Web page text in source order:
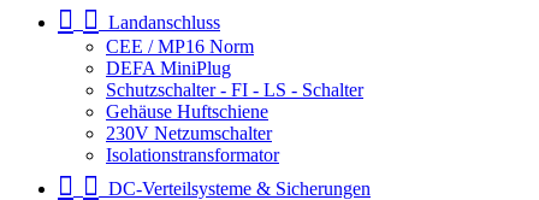
Landanschluss
CEE / MP16 Norm
DEFA MiniPlug
Schutzschalter - FI - LS - Schalter
Gehäuse Huftschiene
230V Netzumschalter
Isolationstransformator
DC-Verteilsysteme & Sicherungen